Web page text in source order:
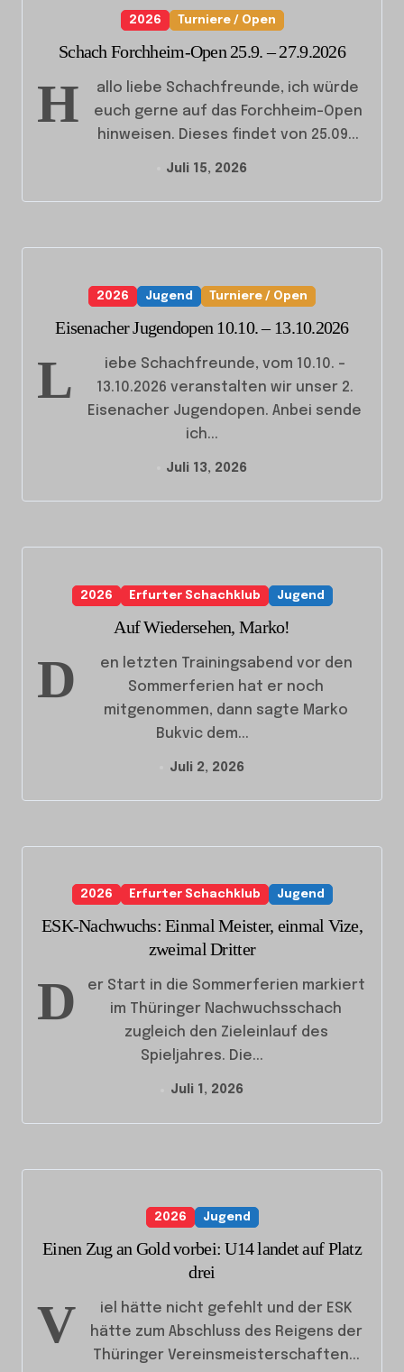
2026 Turniere / Open
Schach Forchheim-Open 25.9. – 27.9.2026
H
allo liebe Schachfreunde, ich würde
euch gerne auf das Forchheim-Open
hinweisen. Dieses findet von 25.09...
Juli 15, 2026
2026 Jugend Turniere / Open
Eisenacher Jugendopen 10.10. – 13.10.2026
L
iebe Schachfreunde, vom 10.10. –
13.10.2026 veranstalten wir unser 2.
Eisenacher Jugendopen. Anbei sende
ich...
Juli 13, 2026
2026 Erfurter Schachklub Jugend
Auf Wiedersehen, Marko!
D
en letzten Trainingsabend vor den
Sommerferien hat er noch
mitgenommen, dann sagte Marko
Bukvic dem...
Juli 2, 2026
2026 Erfurter Schachklub Jugend
ESK-Nachwuchs: Einmal Meister, einmal Vize,
zweimal Dritter
D
er Start in die Sommerferien markiert
im Thüringer Nachwuchsschach
zugleich den Zieleinlauf des
Spieljahres. Die...
Juli 1, 2026
2026 Jugend
Einen Zug an Gold vorbei: U14 landet auf Platz
drei
V
iel hätte nicht gefehlt und der ESK
hätte zum Abschluss des Reigens der
Thüringer Vereinsmeisterschaften...